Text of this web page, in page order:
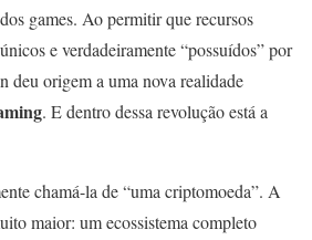
games. Ao permitir que recursos
e verdadeiramente “possuídos” por
deu origem a uma nova realidade
. E dentro dessa revolução está a
chamá-la de “uma criptomoeda”. A
maior: um ecossistema completo